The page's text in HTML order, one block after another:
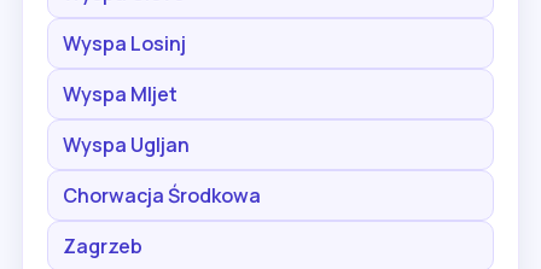
Wyspa Losinj
Wyspa Mljet
Wyspa Ugljan
Chorwacja Środkowa
Zagrzeb